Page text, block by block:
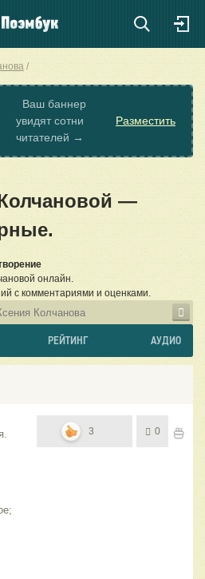
Ваш баннер
увидят сотни
читателей →
Разместить
—
онлайн.
с комментариями и оценками.
РЕЙТИНГ АУДИО
3 0